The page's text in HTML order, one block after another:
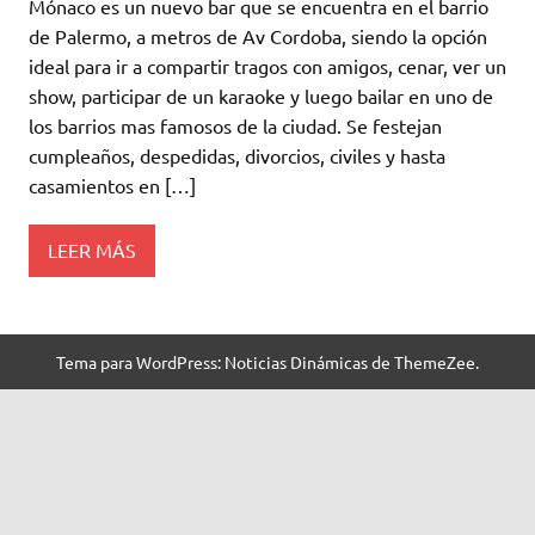
Mónaco es un nuevo bar que se encuentra en el barrio
de Palermo, a metros de Av Cordoba, siendo la opción
ideal para ir a compartir tragos con amigos, cenar, ver un
show, participar de un karaoke y luego bailar en uno de
los barrios mas famosos de la ciudad. Se festejan
cumpleaños, despedidas, divorcios, civiles y hasta
casamientos en […]
LEER MÁS
Tema para WordPress: Noticias Dinámicas de ThemeZee.